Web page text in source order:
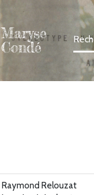
Maryse
Condé
Raymond Relouzat